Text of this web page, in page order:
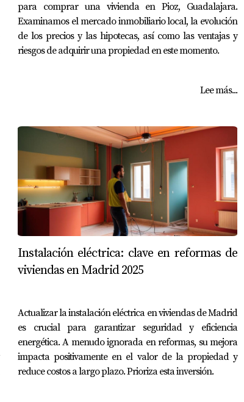
para comprar una vivienda en Pioz, Guadalajara.
Examinamos el mercado inmobiliario local, la evolución
de los precios y las hipotecas, así como las ventajas y
riesgos de adquirir una propiedad en este momento.
Lee más...
Instalación eléctrica: clave en reformas de
viviendas en Madrid 2025
Actualizar la instalación eléctrica en viviendas de Madrid
es crucial para garantizar seguridad y eficiencia
energética. A menudo ignorada en reformas, su mejora
impacta positivamente en el valor de la propiedad y
reduce costos a largo plazo. Prioriza esta inversión.